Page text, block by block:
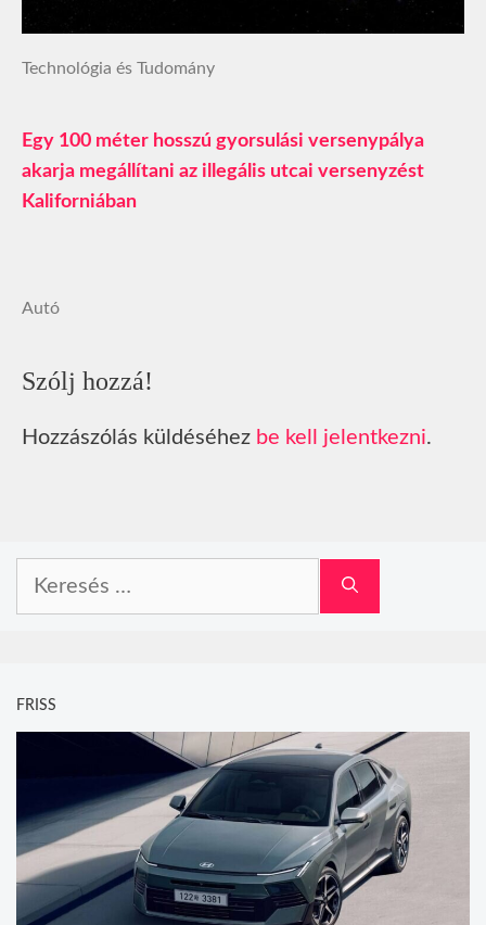
Technológia és Tudomány
Egy 100 méter hosszú gyorsulási versenypálya
akarja megállítani az illegális utcai versenyzést
Kaliforniában
Autó
Szólj hozzá!
Hozzászólás küldéséhez be kell jelentkezni.
FRISS